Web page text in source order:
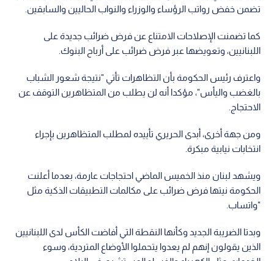
تضمن خفض رواتب الرؤساء والوزراء والنواب الحاليين والسابقين.
كما تضمنت الإصلاحات الامتناع عن فرض ضرائب جديدة على
اللبنانيين، وتعويضها عبر فرض ضرائب على أرباح البنوك.
واعترف رئيس الحكومة بأن التظاهرات تأتي "نتيجة شعور الشباب
بالغضب واليأس"، مؤكدا أنه لن يطلب من المتظاهرين التوقف عن
الاحتجاج.
ومن جهة أخرى، أبدى الحريري تأييده لمطلب المتظاهرين بإجراء
انتخابات نيابية مبكرة.
ويشهد لبنان منذ الخميس الماضي احتجاجات عارمة، بعدما أعلنت
الحكومة نيتها فرض ضرائب على مكالمات التطبيقات الذكية مثل
"واتساب.
وبدتا الضريبة الجديد وكأنها النقطة التي أفاضت الكأس لدى اللبنانيين
الذين يقولون إنهم لم يعدوا يتحملوا الأوضاع المتردية، وسوء